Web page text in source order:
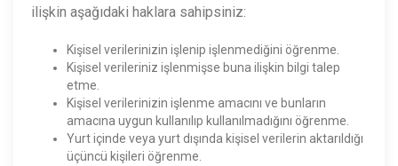
ilişkin aşağıdaki haklara sahipsiniz:
Kişisel verilerinizin işlenip işlenmediğini öğrenme.
Kişisel verileriniz işlenmişse buna ilişkin bilgi talep
etme.
Kişisel verilerinizin işlenme amacını ve bunların
amacına uygun kullanılıp kullanılmadığını öğrenme.
Yurt içinde veya yurt dışında kişisel verilerin aktarıldığı
üçüncü kişileri öğrenme.